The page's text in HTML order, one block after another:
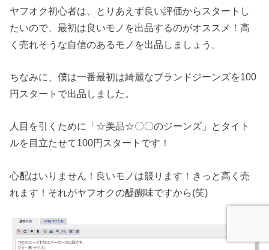
ヤフオク初心者は、とりあえず良い評価からスタートし
たいので、最初は良いモノを出品するのがオススメ！高
く売れそうな自信のあるモノを出品しましょう。
ちなみに、僕は一番最初は綺麗なブランドジーンズを100
円スタートで出品しました。
人目を引くために「☆美品☆〇〇のジーンズ」とタイト
ルを目立たせて100円スタートです！
心配はいりません！良いモノは競ります！きっと高く売
れます！それがヤフオクの醍醐味ですから(笑)